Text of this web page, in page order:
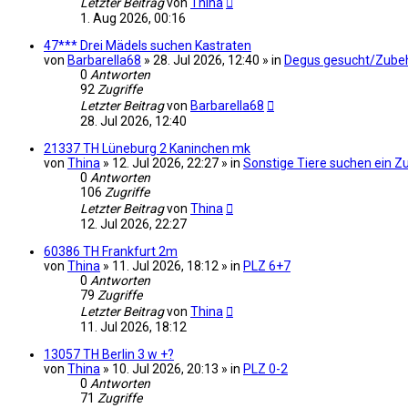
1. Aug 2026, 00:16
47*** Drei Mädels suchen Kastraten
von Barbarella68 » 28. Jul 2026, 12:40 » in Degus gesucht/
0 Antworten
92 Zugriffe
Letzter Beitragvon Barbarella68
28. Jul 2026, 12:40
21337 TH Lüneburg 2 Kaninchen mk
von Thina » 12. Jul 2026, 22:27 » in Sonstige Tiere suchen ein
0 Antworten
106 Zugriffe
Letzter Beitragvon Thina
12. Jul 2026, 22:27
60386 TH Frankfurt 2m
von Thina » 11. Jul 2026, 18:12 » in PLZ 6+7
0 Antworten
79 Zugriffe
Letzter Beitragvon Thina
11. Jul 2026, 18:12
13057 TH Berlin 3 w +?
von Thina » 10. Jul 2026, 20:13 » in PLZ 0-2
0 Antworten
71 Zugriffe